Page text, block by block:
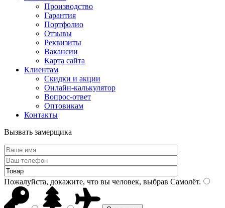
Производство
Гарантия
Портфолио
Отзывы
Реквизиты
Вакансии
Карта сайта
Клиентам
Скидки и акции
Онлайн-калькулятор
Вопрос-ответ
Оптовикам
Контакты
Вызвать замерщика
Пожалуйста, докажите, что вы человек, выбрав Самолёт.